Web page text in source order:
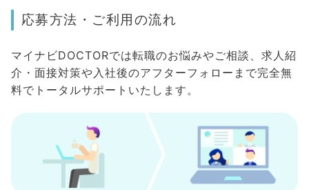
応募方法・ご利用の流れ
マイナビDOCTORでは転職のお悩みやご相談、求人紹
介・面接対策や入社後のアフターフォローまで完全無
料でトータルサポートいたします。